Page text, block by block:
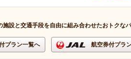
施設と交通手段を自由に組み合わせたおトクな
プラン一覧へ 航空券付プラ